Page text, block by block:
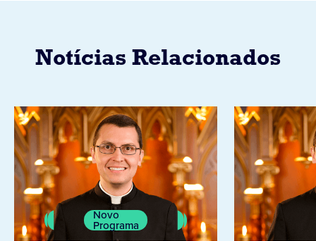
Notícias Relacionados
Novo
Programa